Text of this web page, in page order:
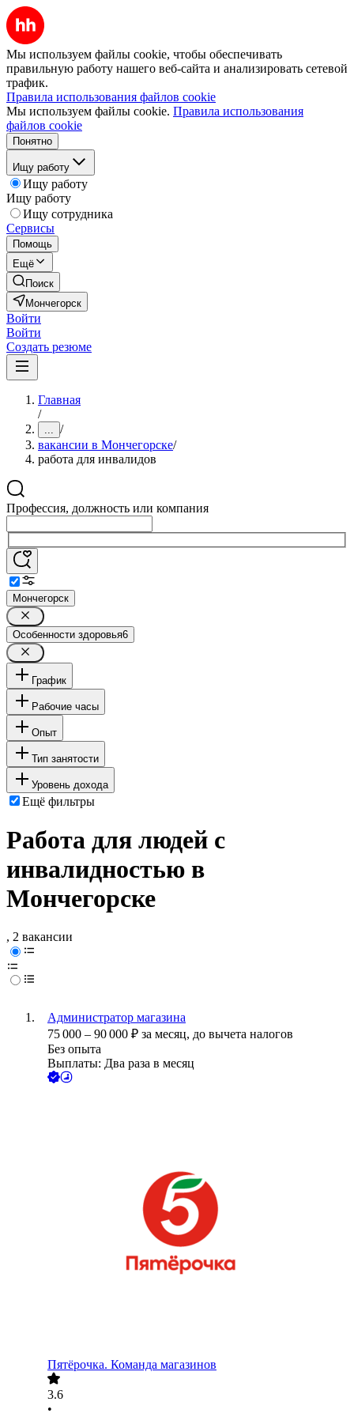
Мы используем файлы cookie, чтобы обеспечивать
правильную работу нашего веб-сайта и анализировать сетевой
трафик.
Правила использования файлов cookie
Мы используем файлы cookie. Правила использования
файлов cookie
Понятно
Ищу работу
Ищу работу
Ищу работу
Ищу сотрудника
Сервисы
Помощь
Ещё
Поиск
Мончегорск
Войти
Войти
Создать резюме
Главная
/
... /
вакансии в Мончегорске/
работа для инвалидов
Профессия, должность или компания
Мончегорск
Особенности здоровья6
График
Рабочие часы
Опыт
Тип занятости
Уровень дохода
Ещё фильтры
Работа для людей с
инвалидностью в
Мончегорске
, 2 вакансии
Администратор магазина
75 000 – 90 000 ₽ за месяц, до вычета налогов
Без опыта
Выплаты: Два раза в месяц
Пятёрочка. Команда магазинов
3.6
•